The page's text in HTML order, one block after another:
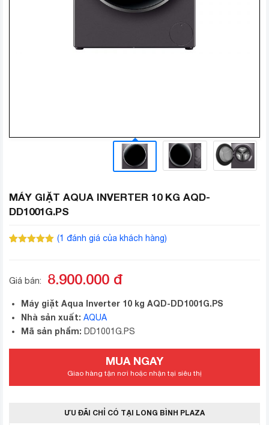
MÁY GIẶT AQUA INVERTER 10 KG AQD-
DD1001G.PS
(1 đánh giá của khách hàng)
Giá bán: 8.900.000 đ
Máy giặt Aqua Inverter 10 kg AQD-DD1001G.PS
Nhà sản xuất: AQUA
Mã sản phẩm: DD1001G.PS
MUA NGAY
Giao hàng tận nơi hoặc nhận tại siêu thị
ƯU ĐÃI CHỈ CÓ TẠI LONG BÌNH PLAZA